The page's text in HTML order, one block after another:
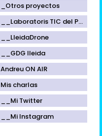
_Otros proyectos
__Laboratoris TIC del Parc Científic de Lleida
__LleidaDrone
__GDG lleida
Andreu ON AIR
Mis charlas
__Mi Twitter
__Mi Instagram